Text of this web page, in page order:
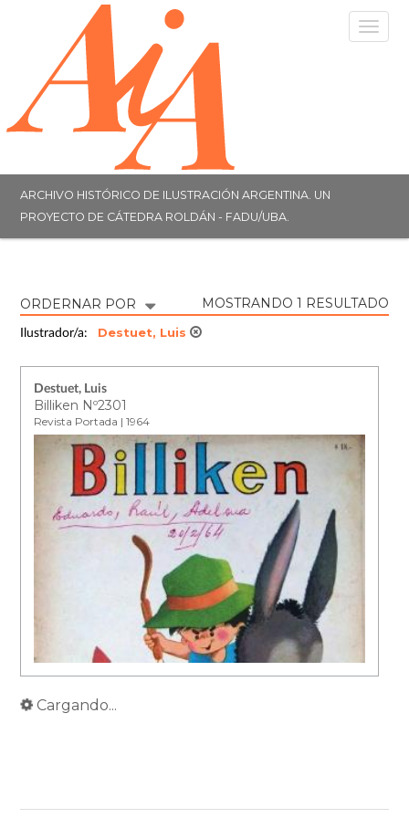
ARCHIVO HISTÓRICO DE ILUSTRACIÓN ARGENTINA. UN
PROYECTO DE CÁTEDRA ROLDÁN - FADU/UBA.
ORDERNAR POR MOSTRANDO 1 RESULTADO
Ilustrador/a: Destuet, Luis
Destuet, Luis
Billiken Nº2301
Revista Portada | 1964
Cargando...